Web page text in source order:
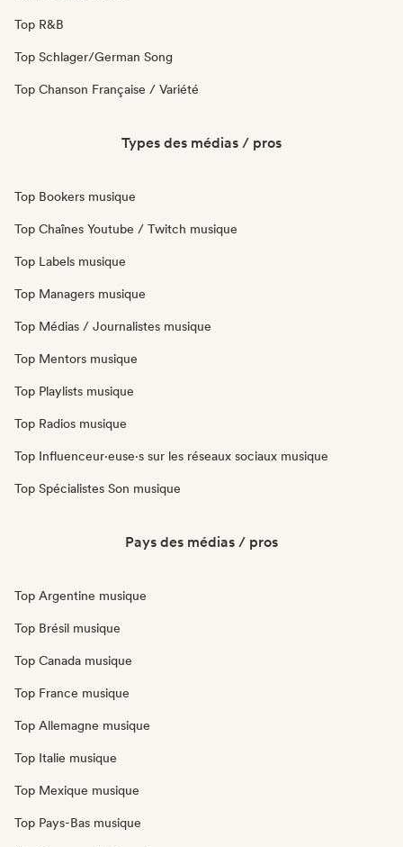
Top R&B
Top Schlager/German Song
Top Chanson Française / Variété
Types des médias / pros
Top Bookers musique
Top Chaînes Youtube / Twitch musique
Top Labels musique
Top Managers musique
Top Médias / Journalistes musique
Top Mentors musique
Top Playlists musique
Top Radios musique
Top Influenceur·euse·s sur les réseaux sociaux musique
Top Spécialistes Son musique
Pays des médias / pros
Top Argentine musique
Top Brésil musique
Top Canada musique
Top France musique
Top Allemagne musique
Top Italie musique
Top Mexique musique
Top Pays-Bas musique